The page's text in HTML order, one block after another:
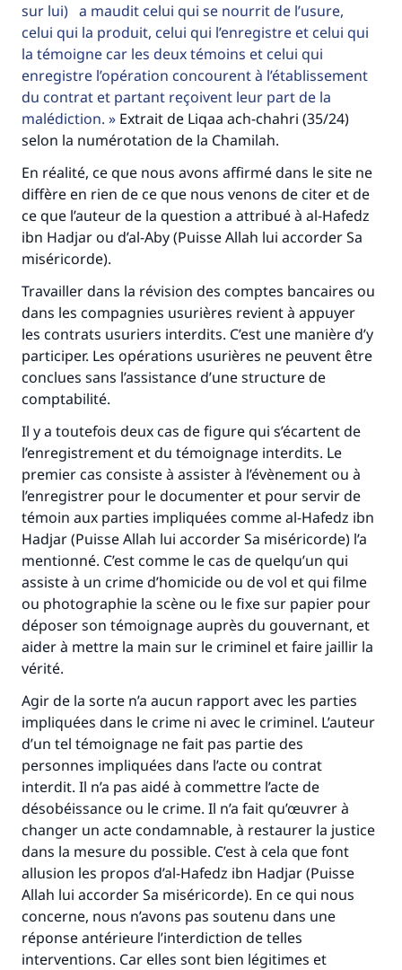
sur lui) a maudit celui qui se nourrit de l’usure,
celui qui la produit, celui qui l’enregistre et celui qui
la témoigne car les deux témoins et celui qui
enregistre l’opération concourent à l’établissement
du contrat et partant reçoivent leur part de la
malédiction.
Extrait de Liqaa ach-chahri (35/24)
selon la numérotation de la Chamilah.
En réalité, ce que nous avons affirmé dans le site ne
diffère en rien de ce que nous venons de citer et de
ce que l’auteur de la question a attribué à al-Hafedz
ibn Hadjar ou d’al-Aby (Puisse Allah lui accorder Sa
miséricorde).
Travailler dans la révision des comptes bancaires ou
dans les compagnies usurières revient à appuyer
les contrats usuriers interdits. C’est une manière d’y
participer. Les opérations usurières ne peuvent être
conclues sans l’assistance d’une structure de
comptabilité.
Il y a toutefois deux cas de figure qui s’écartent de
l’enregistrement et du témoignage interdits. Le
premier cas consiste à assister à l’évènement ou à
l’enregistrer pour le documenter et pour servir de
témoin aux parties impliquées comme al-Hafedz ibn
Hadjar (Puisse Allah lui accorder Sa miséricorde) l’a
mentionné. C’est comme le cas de quelqu’un qui
assiste à un crime d’homicide ou de vol et qui filme
ou photographie la scène ou le fixe sur papier pour
déposer son témoignage auprès du gouvernant, et
aider à mettre la main sur le criminel et faire jaillir la
vérité.
Agir de la sorte n’a aucun rapport avec les parties
impliquées dans le crime ni avec le criminel. L’auteur
d’un tel témoignage ne fait pas partie des
personnes impliquées dans l’acte ou contrat
interdit. Il n’a pas aidé à commettre l’acte de
désobéissance ou le crime. Il n’a fait qu’œuvrer à
changer un acte condamnable, à restaurer la justice
dans la mesure du possible. C’est à cela que font
allusion les propos d’al-Hafedz ibn Hadjar (Puisse
Allah lui accorder Sa miséricorde). En ce qui nous
concerne, nous n’avons pas soutenu dans une
réponse antérieure l’interdiction de telles
interventions. Car elles sont bien légitimes et
millions de personnes grâce à votre
contribution
Aidez nous à apporter des réponses.
Le Messager d'Allah (Paix sur lui) a dit:
"Celui qui indique une bonne action obtient la
(MOUSLIM 1893)